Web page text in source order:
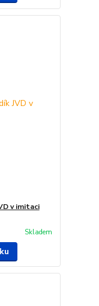
v imitaci
Skladem